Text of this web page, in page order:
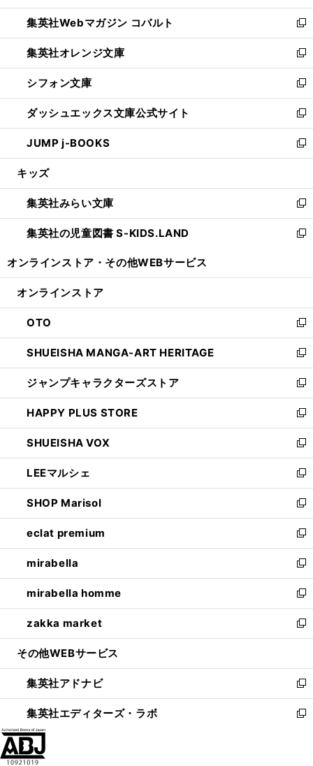
開
く
ウ
で
開
く
ン
ド
ウ
で
開
く
ウ
ィ
ン
ド
ウ
で
開
く
集英社Webマガジン コバルト
新
し
い
ウ
ィ
ン
ド
ウ
で
開
集英社オレンジ文庫
新
し
い
ウ
ィ
ン
ド
ウ
開
く
シフォン文庫
新
し
い
ウ
ィ
ン
ウ
で
開
く
ダッシュエックス文庫公式サイト
新
し
い
ウ
ン
ド
ウ
で
JUMP j-BOOKS
新
し
ウ
ィ
ン
ド
開
キッズ
集英社みらい文庫
新
し
い
ン
ウ
で
開
く
集英社の児童図書 S-KIDS.LAND
新
ウ
ン
ド
ウ
で
開
く
オンラインストア・ その他WEBサービス
オンラインストア
OTO
新
し
い
ウ
ィ
ン
ド
ウ
で
開
く
SHUEISHA MANGA-ART HERITAGE
新
し
い
ウ
ィ
ン
ド
ウ
で
開
く
ジャンプキャラクターズストア
新
し
い
ウ
ィ
ン
ド
ウ
で
開
く
HAPPY PLUS STORE
新
し
い
ウ
ィ
ン
ド
ウ
で
開
く
SHUEISHA VOX
新
し
い
ウ
ィ
ン
ド
ウ
で
開
く
LEEマルシェ
新
し
い
ウ
ィ
ン
ド
ウ
で
開
く
SHOP Marisol
新
し
い
ウ
ィ
ン
ド
ウ
で
開
eclat premium
新
し
い
ウ
ィ
ン
ド
ウ
開
く
mirabella
新
し
い
ウ
ィ
ン
ウ
で
開
く
mirabella homme
新
し
い
ウ
ン
ド
ウ
で
zakka market
新
し
ウ
ィ
ン
ド
その他WEBサービス
集英社アドナビ
新
し
い
集英社エディターズ・ラボ
新